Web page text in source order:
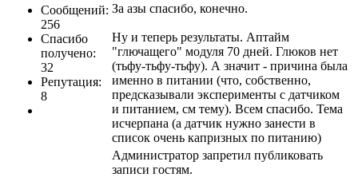
Сообщений:
256
Спасибо
получено:
32
Репутация:
8
За азы спасибо, конечно.
Ну и теперь результаты. Аптайм
"глючащего" модуля 70 дней. Глюков нет
(тьфу-тьфу-тьфу). А значит - причина была
именно в питании (что, собственно,
предсказывали эксперименты с датчиком
и питанием, см тему). Всем спасибо. Тема
исчерпана (а датчик нужно занести в
список очень капризных по питанию)
Администратор запретил публиковать
записи гостям.